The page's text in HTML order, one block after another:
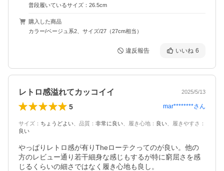
普段履いているサイズ：26.5cm
購入した商品
カラー/ベージュ系2、サイズ/27（27cm相当）
違反報告 いいね 6
レトロ感溢れてカッコイイ 2025/5/13
5 mar********さん
サイズ ： ちょうどよい 品質 ： 非常に良い 履き心地 ： 良い 履きやすさ ：
良い
やっぱりレトロ感が有りTheローテクってのが良い。他の
方のレビュー通り若干細身な感じもするが特に窮屈さを感
じるくらいの細さではなく履き心地も良し。